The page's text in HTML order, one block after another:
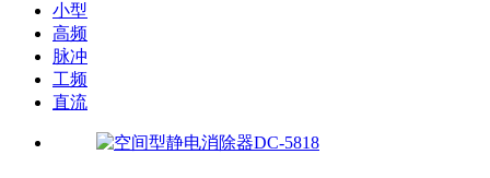
小型
高频
脉冲
工频
直流